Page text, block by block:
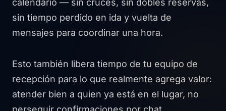
calendario — sin cruces, sin dobles reservas,
sin tiempo perdido en ida y vuelta de
mensajes para coordinar una hora.
Esto también libera tiempo de tu equipo de
recepción para lo que realmente agrega valor:
atender bien a quien ya está en el lugar, no